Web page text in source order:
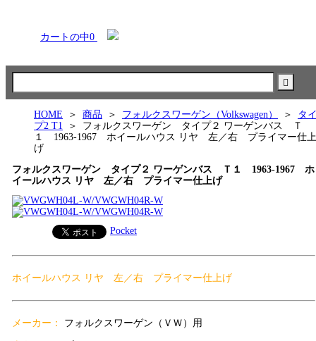
カートの中0
HOME ＞ 商品 ＞ フォルクスワーゲン（Volkswagen） ＞
タ
プ2 T1
＞ フォルクスワーゲン タイプ２ ワーゲンバス Ｔ
１ 1963-1967 ホイールハウス リヤ 左／右 プライマー仕上
げ
フォルクスワーゲン タイプ２ ワーゲンバス Ｔ１ 1963-1967 ホ
イールハウス リヤ 左／右 プライマー仕上げ
Pocket
ホイールハウス リヤ 左／右 プライマー仕上げ
メーカー： フォルクスワーゲン（ＶＷ）用